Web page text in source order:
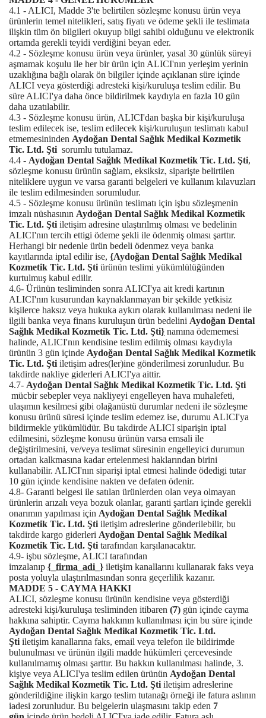
4.1 - ALICI, Madde 3'te belirtilen sözleşme konusu ürün veya
ürünlerin temel nitelikleri, satış fiyatı ve ödeme şekli ile teslimata
ilişkin tüm ön bilgileri okuyup bilgi sahibi olduğunu ve elektronik
ortamda gerekli teyidi verdiğini beyan eder.
4.2 - Sözleşme konusu ürün veya ürünler, yasal 30 günlük süreyi
aşmamak koşulu ile her bir ürün için ALICI'nın yerleşim yerinin
uzaklığına bağlı olarak ön bilgiler içinde açıklanan süre içinde
ALICI veya gösterdiği adresteki kişi/kuruluşa teslim edilir. Bu
süre ALICI'ya daha önce bildirilmek kaydıyla en fazla 10 gün
daha uzatılabilir.
4.3 - Sözleşme konusu ürün, ALICI'dan başka bir kişi/kuruluşa
teslim edilecek ise, teslim edilecek kişi/kuruluşun teslimatı kabul
etmemesininden Aydoğan Dental Sağlık Medikal Kozmetik
Tic. Ltd. Şti sorumlu tutulamaz.
4.4 - Aydoğan Dental Sağlık Medikal Kozmetik Tic. Ltd. Şti,
sözleşme konusu ürünün sağlam, eksiksiz, siparişte belirtilen
niteliklere uygun ve varsa garanti belgeleri ve kullanım kılavuzları
ile teslim edilmesinden sorumludur.
4.5 - Sözleşme konusu ürünün teslimatı için işbu sözleşmenin
imzalı nüshasının Aydoğan Dental Sağlık Medikal Kozmetik
Tic. Ltd. Şti iletişim adresine ulaştırılmış olması ve bedelinin
ALICI'nın tercih ettigi ödeme şekli ile ödenmiş olması şarttır.
Herhangi bir nedenle ürün bedeli ödenmez veya banka
kayıtlarında iptal edilir ise, {Aydoğan Dental Sağlık Medikal
Kozmetik Tic. Ltd. Şti ürünün teslimi yükümlülüğünden
kurtulmuş kabul edilir.
4.6- Ürünün tesliminden sonra ALICI'ya ait kredi kartının
ALICI'nın kusurundan kaynaklanmayan bir şekilde yetkisiz
kişilerce haksız veya hukuka aykırı olarak kullanılması nedeni ile
ilgili banka veya finans kuruluşun ürün bedelini Aydoğan Dental
Sağlık Medikal Kozmetik Tic. Ltd. Şti} namına ödememesi
halinde, ALICI'nın kendisine teslim edilmiş olması kaydıyla
ürünün 3 gün içinde Aydoğan Dental Sağlık Medikal Kozmetik
Tic. Ltd. Şti iletişim adres(ler)ine gönderilmesi zorunludur. Bu
takdirde nakliye giderleri ALICI'ya aittir.
4.7- Aydoğan Dental Sağlık Medikal Kozmetik Tic. Ltd. Şti
mücbir sebepler veya nakliyeyi engelleyen hava muhalefeti,
ulaşımın kesilmesi gibi olağanüstü durumlar nedeni ile sözleşme
konusu ürünü süresi içinde teslim edemez ise, durumu ALICI'ya
bildirmekle yükümlüdür. Bu takdirde ALICI siparişin iptal
edilmesini, sözleşme konusu ürünün varsa emsali ile
değiştirilmesini, ve/veya teslimat süresinin engelleyici durumun
ortadan kalkmasına kadar ertelenmesi haklarından birini
kullanabilir. ALICI'nın siparişi iptal etmesi halinde ödedigi tutar
10 gün içinde kendisine nakten ve defaten ödenir.
4.8- Garanti belgesi ile satılan ürünlerden olan veya olmayan
ürünlerin arızalı veya bozuk olanlar, garanti şartları içinde gerekli
onarımın yapılması için Aydoğan Dental Sağlık Medikal
Kozmetik Tic. Ltd. Şti iletişim adreslerine gönderilebilir, bu
takdirde kargo giderleri Aydoğan Dental Sağlık Medikal
Kozmetik Tic. Ltd. Şti tarafından karşılanacaktır.
4.9- işbu sözleşme, ALICI tarafından
imzalanıp {_firma_adi_} iletişim kanallarını kullanarak faks veya
posta yoluyla ulaştırılmasından sonra geçerlilik kazanır.
MADDE 5 - CAYMA HAKKI
ALICI, sözleşme konusu ürünün kendisine veya gösterdiği
adresteki kişi/kuruluşa tesliminden itibaren (7) gün içinde cayma
hakkına sahiptir. Cayma hakkının kullanılması için bu süre içinde
Aydoğan Dental Sağlık Medikal Kozmetik Tic. Ltd.
Şti iletişim kanallarına faks, email veya telefon ile bildirimde
bulunulması ve ürünün ilgili madde hükümleri çercevesinde
kullanılmamış olması şarttır. Bu hakkın kullanılması halinde, 3.
kişiye veya ALICI'ya teslim edilen ürünün Aydoğan Dental
Sağlık Medikal Kozmetik Tic. Ltd. Şti iletişim adreslerine
gönderildiğine ilişkin kargo teslim tutanağı örneği ile fatura aslının
iadesi zorunludur. Bu belgelerin ulaşmasını takip eden 7